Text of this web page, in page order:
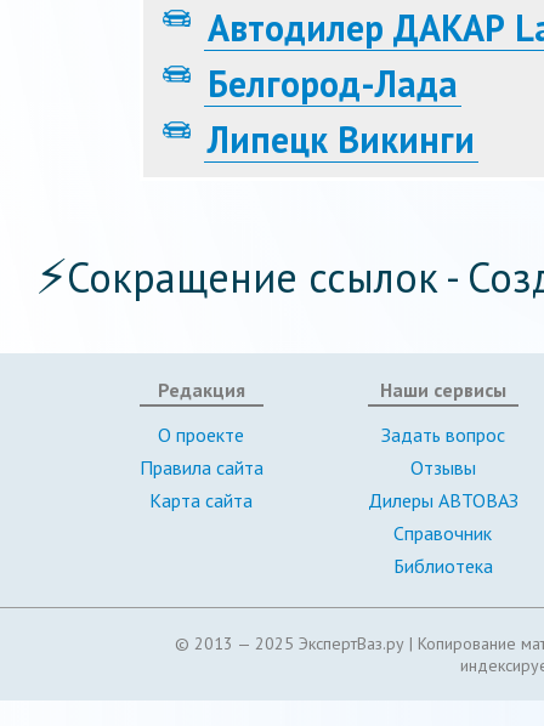
Автодилер ДАКАР
Белгород-Лада
Липецк Викинги
⚡Сокращение ссылок -
Редакция
О проекте
Правила сайта
Карта сайта
Наши сервисы
Задать вопрос
Отзывы
Дилеры АВТОВАЗ
Справочник
Библиотека
© 2013 — 2025 ЭкспертВаз.ру | Копирование